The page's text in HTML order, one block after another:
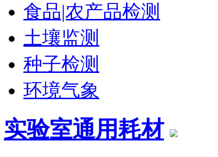
食品|农产品检测
土壤监测
种子检测
环境气象
实验室通用耗材